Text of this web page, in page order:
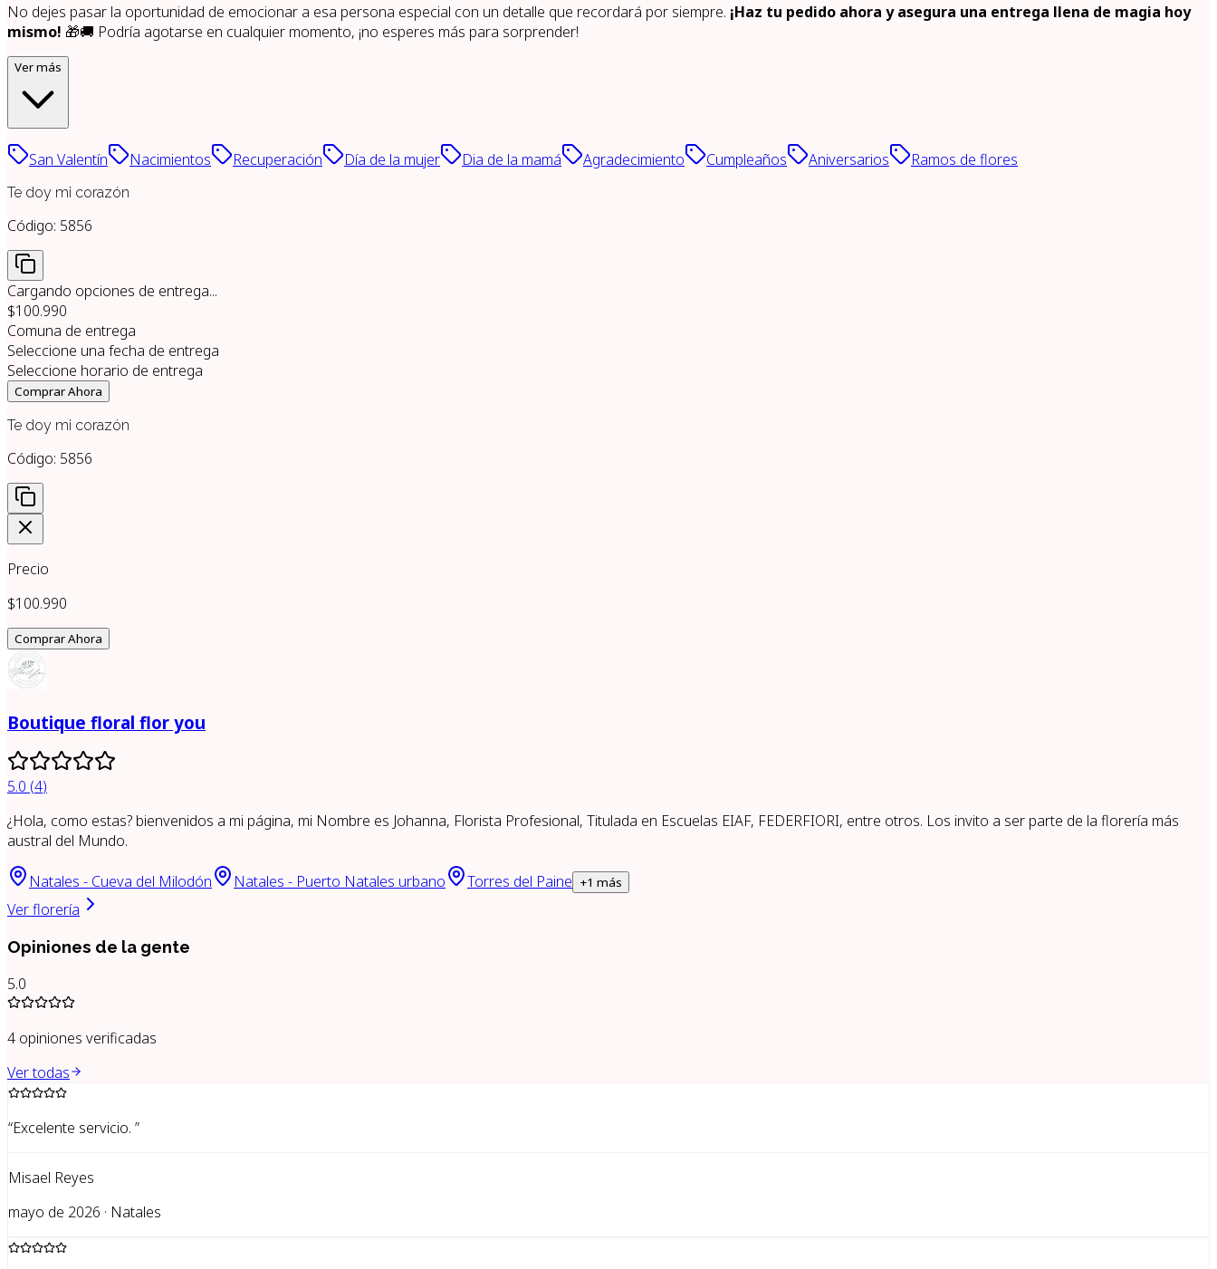
No dejes pasar la oportunidad de emocionar a esa persona especial con un detalle que recordará por siempre. ¡Haz tu pedido ahora y asegura una entrega llena de magia hoy
mismo! 🎁🚚 Podría agotarse en cualquier momento, ¡no esperes más para sorprender!
Ver más
San Valentín Nacimientos Recuperación Día de la mujer Dia de la mamá Agradecimiento Cumpleaños Aniversarios Ramos de flores
Te doy mi corazón
Código: 5856
Cargando opciones de entrega...
$100.990
Comuna de entrega
Seleccione una fecha de entrega
Seleccione horario de entrega
Comprar Ahora
Te doy mi corazón
Código: 5856
Precio
$100.990
Comprar Ahora
Boutique floral flor you
5.0 (4)
¿Hola, como estas? bienvenidos a mi página, mi Nombre es Johanna, Florista Profesional, Titulada en Escuelas EIAF, FEDERFIORI, entre otros. Los invito a ser parte de la florería más
austral del Mundo.
Natales - Cueva del Milodón Natales - Puerto Natales urbano Torres del Paine +1 más
Ver florería
Opiniones de la gente
5.0
4 opiniones verificadas
Ver todas
“Excelente servicio. ”
Misael Reyes
mayo de 2026 · Natales